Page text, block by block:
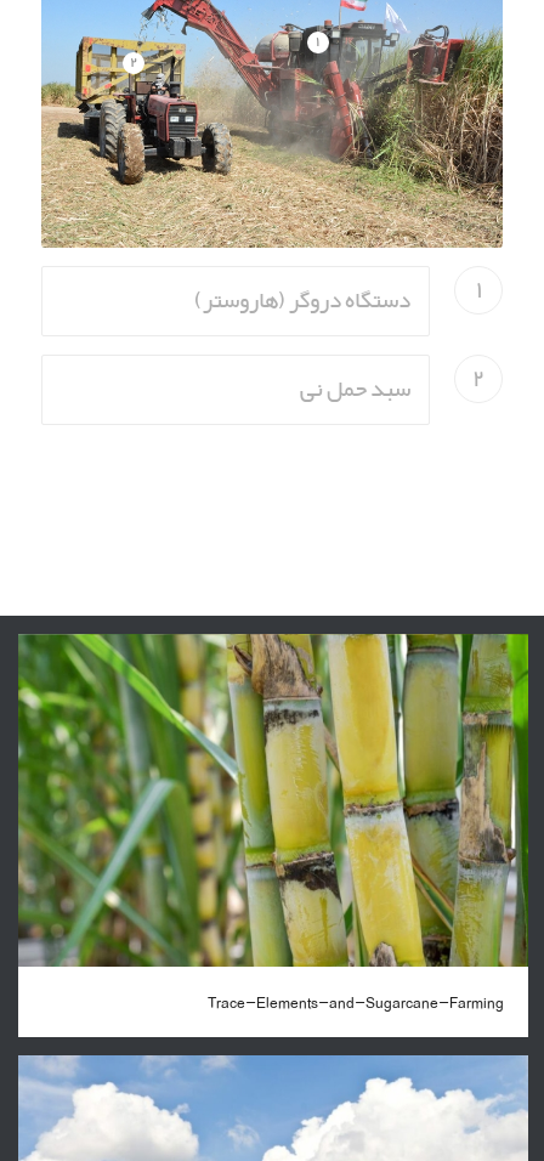
۱
۲
۱ دستگاه دروگر (هاروستر)
۲ سبد حمل نی
Trace-Elements-and-Sugarcane-Farming